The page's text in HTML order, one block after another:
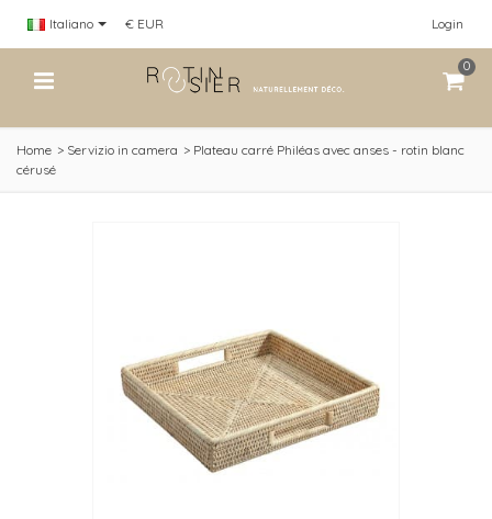
Italiano Login
€ EUR
0
Home > Servizio in camera > Plateau carré Philéas avec anses - rotin blanc
cérusé